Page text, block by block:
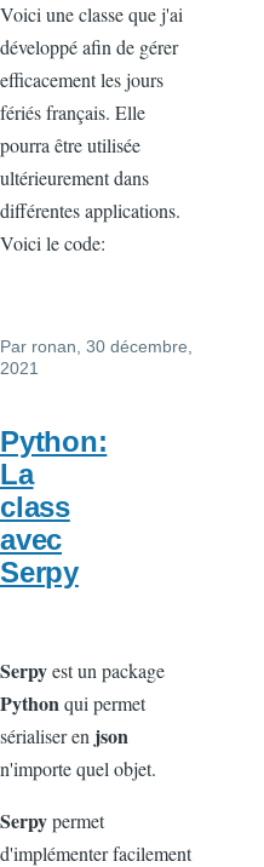
Voici une classe que j'ai
développé afin de gérer
efficacement les jours
fériés français. Elle
pourra être utilisée
ultérieurement dans
différentes applications.
Voici le code:
Par ronan , 30 décembre,
2021
Python:
La
class
avec
Serpy
Serpyest un package
Pythonqui permet
sérialiser en json
n'importe quel objet.
Serpypermet
d'implémenter facilement